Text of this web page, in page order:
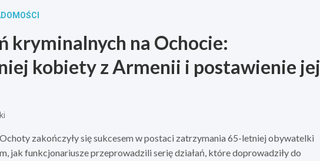
kryminalnych na Ochocie:
kobiety z Armenii i postawienie jej
zakończyły się sukcesem w postaci zatrzymania 65-letniej obywatelki
jak funkcjonariusze przeprowadzili serię działań, które doprowadziły do